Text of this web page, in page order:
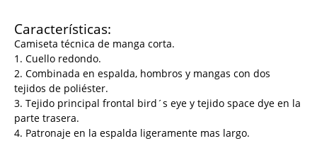
Características:
Camiseta técnica de manga corta.
1. Cuello redondo.
2. Combinada en espalda, hombros y mangas con dos
tejidos de poliéster.
3. Tejido principal frontal bird´s eye y tejido space dye en la
parte trasera.
4. Patronaje en la espalda ligeramente mas largo.